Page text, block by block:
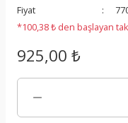
Fiyat
*100,38 ₺ den başlayan
925,00 ₺